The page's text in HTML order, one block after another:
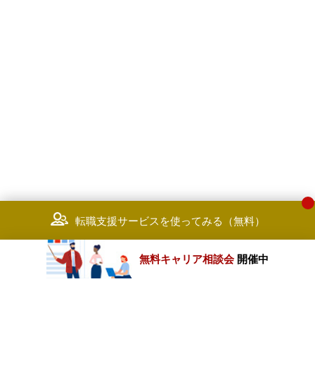
転職支援サービスを使ってみる（無料）
無料キャリア相談会 開催中